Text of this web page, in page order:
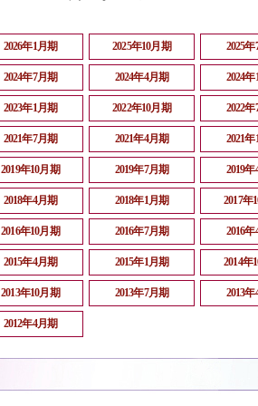
2026年1月期 2025年10月期 2025
2024年7月期 2024年4月期 2024
2023年1月期 2022年10月期 2022
2021年7月期 2021年4月期 2021
2019年10月期 2019年7月期 2019
2018年4月期 2018年1月期 2017年
2016年10月期 2016年7月期 2016
2015年4月期 2015年1月期 2014年
2013年10月期 2013年7月期 2013
2012年4月期